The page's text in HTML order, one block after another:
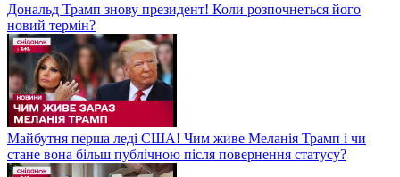
Дональд Трамп знову президент! Коли розпочнеться його
новий термін?
Майбутня перша леді США! Чим живе Меланія Трамп і чи
стане вона більш публічною після повернення статусу?